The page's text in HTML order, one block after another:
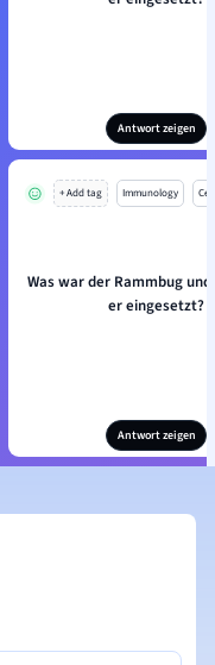
Antwort zeigen
+ Add tag Immunology
Was war der Rammbug
er eingesetzt?
Antwort zeigen